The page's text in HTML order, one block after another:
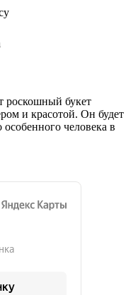
роскошный букет
и красотой. Он будет
человека в